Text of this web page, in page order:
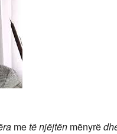
metë njëjtën mënyrë